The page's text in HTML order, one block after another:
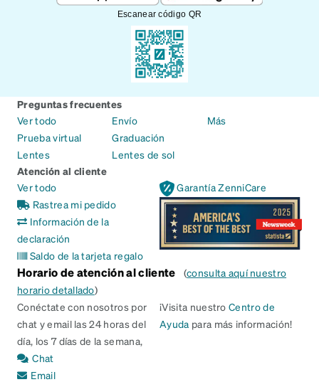
Escanear código QR
Preguntas frecuentes
Ver todo
Prueba virtual
Lentes
Envío
Graduación
Lentes de sol
Más
Atención al cliente
Ver todo
Rastrea mi pedido
Información de la
declaración
Saldo de la tarjeta regalo
Garantía ZenniCare
Horario de atención al cliente (consulta aquí nuestro
horario detallado)
Conéctate con nosotros por
chat y email las 24 horas del
día, los 7 días de la semana,
Chat
Email
¡Visita nuestroCentro de
Ayuda para más información!